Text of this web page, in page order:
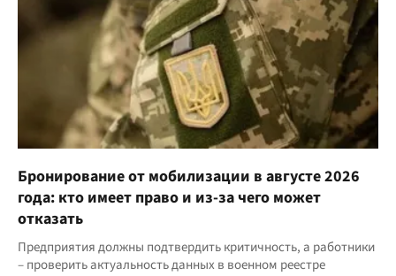
Бронирование от мобилизации в августе 2026
года: кто имеет право и из-за чего может
отказать
Предприятия должны подтвердить критичность, а работники
– проверить актуальность данных в военном реестре